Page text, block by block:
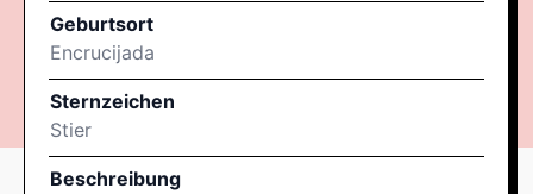
Geburtsort
Encrucijada
Sternzeichen
Stier
Beschreibung